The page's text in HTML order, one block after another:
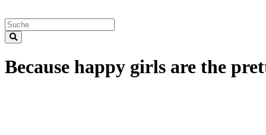
Because happy girls are the